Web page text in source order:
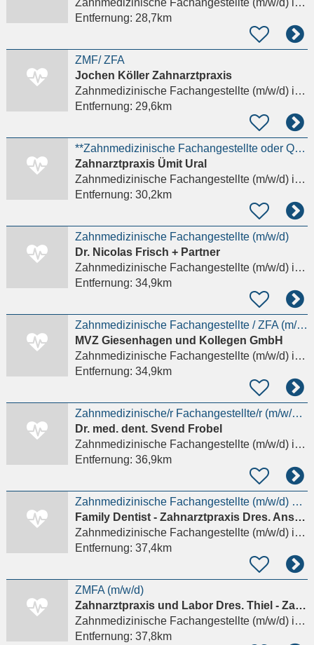
Zahnmedizinische Fachangestellte (m/w/d)in Stadtallendorf
Entfernung: 28,7km
ZMF/ ZFA
Jochen Köller Zahnarztpraxis
Zahnmedizinische Fachangestellte (m/w/d)in Stadtallendorf
Entfernung: 29,6km
**Zahnmedizinische Fachangestellte oder Quereinteiger (m/w/d) gesucht!**
Zahnarztpraxis Ümit Ural
Zahnmedizinische Fachangestellte (m/w/d)in Stadtallendorf
Entfernung: 30,2km
Zahnmedizinische Fachangestellte (m/w/d)
Dr. Nicolas Frisch + Partner
Zahnmedizinische Fachangestellte (m/w/d)in Kassel, Bad Wilhelmshöhe
Entfernung: 34,9km
Zahnmedizinische Fachangestellte / ZFA (m/w/d)
MVZ Giesenhagen und Kollegen GmbH
Zahnmedizinische Fachangestellte (m/w/d)in Kassel, Bad Wilhelmshöhe
Entfernung: 34,9km
Zahnmedizinische/r Fachangestellte/r (m/w/d) in Teilzeit
Dr. med. dent. Svend Frobel
Zahnmedizinische Fachangestellte (m/w/d)in Kassel, Mitte
Entfernung: 36,9km
Zahnmedizinische Fachangestellte (m/w/d) an der Rezeption — Teilzeit
Family Dentist - Zahnarztpraxis Dres. Ansari & Kollegen
Zahnmedizinische Fachangestellte (m/w/d)in Marburg
Entfernung: 37,4km
ZMFA (m/w/d)
Zahnarztpraxis und Labor Dres. Thiel - Zahnärzte am Königsplatz
Zahnmedizinische Fachangestellte (m/w/d)in Kassel, Mitte
Entfernung: 37,8km